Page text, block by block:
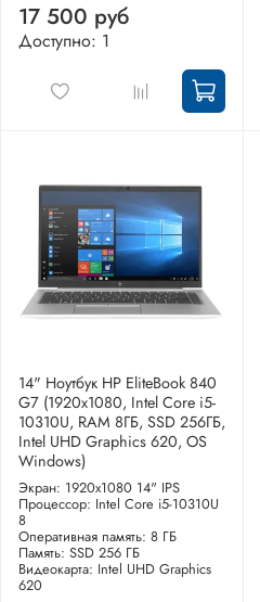
17 500 руб
Доступно: 1
14" Ноутбук HP EliteBook 840
G7 (1920x1080, Intel Core i5-
10310U, RAM 8ГБ, SSD 256ГБ,
Intel UHD Graphics 620, OS
Windows)
Экран: 1920x1080 14" IPS
Процессор: Intel Core i5-10310U
8
Оперативная память: 8 ГБ
Память: SSD 256 ГБ
Видеокарта: Intel UHD Graphics
620